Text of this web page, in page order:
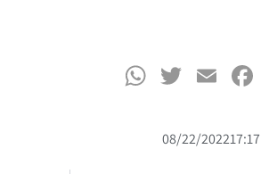
Facebook
Email
Twitter
17:17
08/22/2022